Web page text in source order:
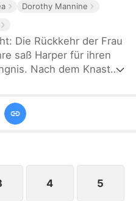
Dorothy Mannine
Die Rückkehr der Frau
saß Harper für ihren
Nach dem Knast
mit ihrer besten
Ziehvater von
rettete, stellt sie
ihre Feinde und findet
4 5